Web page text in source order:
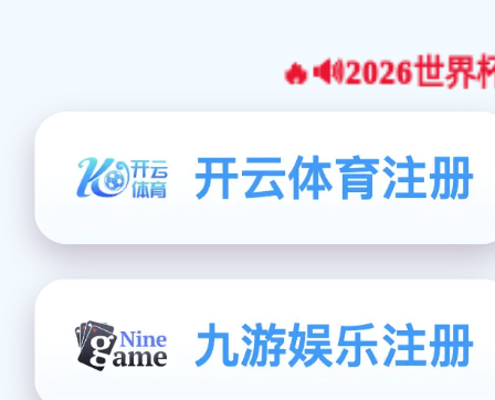
🔥🔊2026世界杯官网